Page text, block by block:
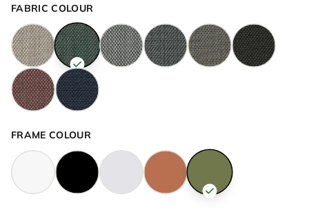
FABRIC COLOUR
FRAME COLOUR